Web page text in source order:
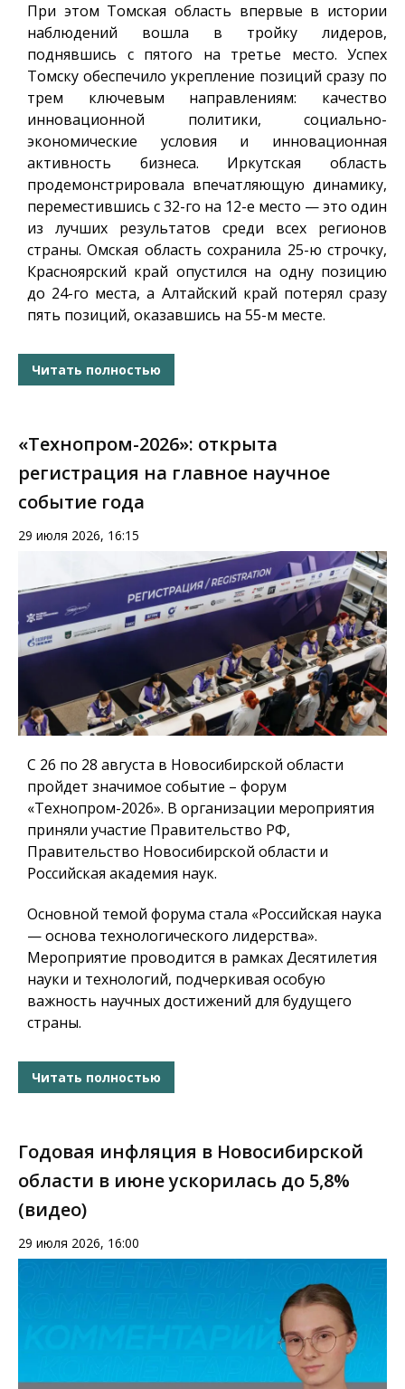
При этом Томская область впервые в истории
наблюдений вошла в тройку лидеров,
поднявшись с пятого на третье место. Успех
Томску обеспечило укрепление позиций сразу по
трем ключевым направлениям: качество
инновационной политики, социально-
экономические условия и инновационная
активность бизнеса. Иркутская область
продемонстрировала впечатляющую динамику,
переместившись с 32-го на 12-е место — это один
из лучших результатов среди всех регионов
страны. Омская область сохранила 25-ю строчку,
Красноярский край опустился на одну позицию
до 24-го места, а Алтайский край потерял сразу
пять позиций, оказавшись на 55-м месте.
Читать полностью
«Технопром-2026»: открыта
регистрация на главное научное
событие года
29 июля 2026, 16:15
С 26 по 28 августа в Новосибирской области
пройдет значимое событие – форум
«Технопром-2026». В организации мероприятия
приняли участие Правительство РФ,
Правительство Новосибирской области и
Российская академия наук.
Основной темой форума стала «Российская наука
— основа технологического лидерства».
Мероприятие проводится в рамках Десятилетия
науки и технологий, подчеркивая особую
важность научных достижений для будущего
страны.
Читать полностью
Годовая инфляция в Новосибирской
области в июне ускорилась до 5,8%
(видео)
29 июля 2026, 16:00